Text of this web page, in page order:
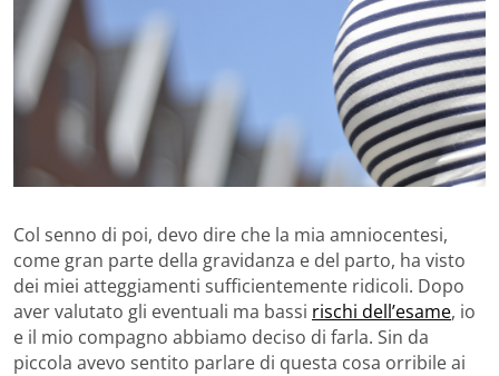
Col senno di poi, devo dire che la mia amniocentesi,
come gran parte della gravidanza e del parto, ha visto
dei miei atteggiamenti sufficientemente ridicoli. Dopo
aver valutato gli eventuali ma bassi rischi dell’esame, io
e il mio compagno abbiamo deciso di farla. Sin da
piccola avevo sentito parlare di questa cosa orribile ai